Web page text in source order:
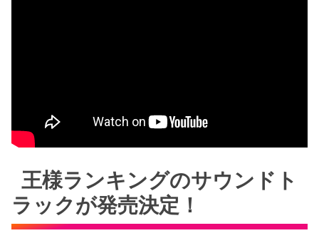
王様ランキングのサウンドト
ラックが発売決定！